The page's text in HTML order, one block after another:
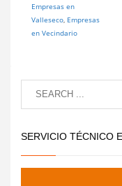
Empresas en
Valleseco, Empresas
en Vecindario
SERVICIO TÉCNICO